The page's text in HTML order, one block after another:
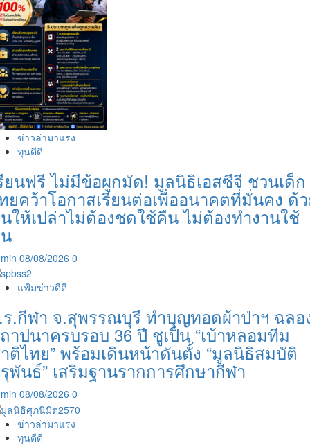
ข่าวล่ามาแรง
ทุนดีดี
ยนฟรี ไม่มีข้อผูกมัด! มูลนิธิเอสซีจี ชวนเด็ก
ยคว้าโอกาสเรียนต่อเพื่ออนาคตที่มั่นคง ด้
ให้เปล่าไม่ต้องชดใช้คืน ไม่ต้องทำงานใช้
08/08/2026 0
แฟ้มข่าวดีดี
ร.กีฬา จ.สุพรรณบุรี ทำบุญทอดผ้าป่าฯ ฉลอ
าปนาครบรอบ 36 ปี ชูเป็น “เบ้าหลอมทีม
ติไทย” พร้อมเดินหน้าดันตั้ง “มูลนิธิสมบัติ
พันธ์” เสริมฐานรากการศึกษากีฬา
08/08/2026 0
ข่าวล่ามาแรง
ทุนดีดี